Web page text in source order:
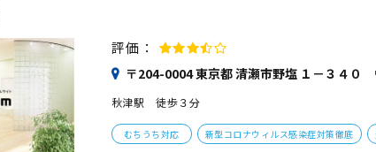
評価：
〒204-0004 東京都 清瀬市野塩 １－３４０
秋津駅 徒歩３分
むちうち対応 新型コロナウィルス感染症対策徹底